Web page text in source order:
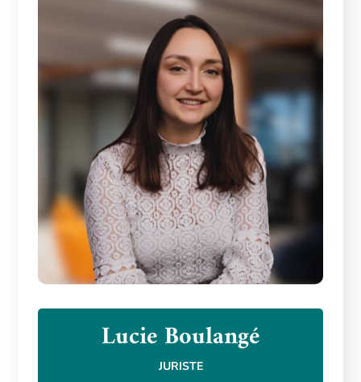
Lucie Boulangé
JURISTE